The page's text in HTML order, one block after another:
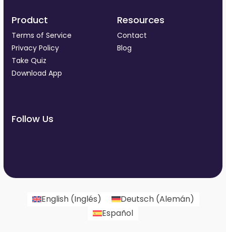
Product
Terms of Service
Privacy Policy
Take Quiz
Download App
Resources
Contact
Blog
Follow Us
English(Inglés) Deutsch(Alemán)
Español